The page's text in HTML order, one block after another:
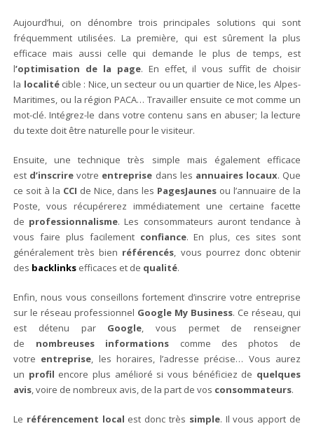
Aujourd’hui, on dénombre trois principales solutions qui sont
fréquemment utilisées. La première, qui est sûrement la plus
efficace mais aussi celle qui demande le plus de temps, est
l’optimisation de la page. En effet, il vous suffit de choisir
la localité cible : Nice, un secteur ou un quartier de Nice, les Alpes-
Maritimes, ou la région PACA… Travailler ensuite ce mot comme un
mot-clé. Intégrez-le dans votre contenu sans en abuser; la lecture
du texte doit être naturelle pour le visiteur.
Ensuite, une technique très simple mais également efficace
est d’inscrirevotre entreprise dans les annuaires locaux. Que
ce soit à la CCI de Nice, dans les PagesJaunes ou l’annuaire de la
Poste, vous récupérerez immédiatement une certaine facette
de professionnalisme. Les consommateurs auront tendance à
vous faire plus facilement confiance. En plus, ces sites sont
généralement très bien référencés, vous pourrez donc obtenir
des backlinks efficaces et de qualité.
Enfin, nous vous conseillons fortement d’inscrire votre entreprise
sur le réseau professionnel Google My Business. Ce réseau, qui
est détenu par Google, vous permet de renseigner
de nombreuses informations comme des photos de
votre entreprise, les horaires, l’adresse précise… Vous aurez
un profil encore plus amélioré si vous bénéficiez de quelques
avis, voire de nombreux avis, de la part de vos consommateurs.
Le référencement local est donc très simple. Il vous apport de